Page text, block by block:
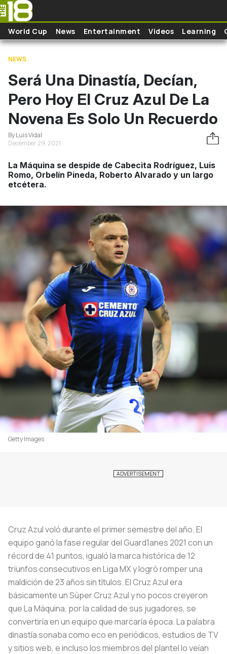
Skip to main content
World Cup News Entertainment Videos Learning
NEWS
Será Una Dinastía, Decían,
Pero Hoy El Cruz Azul De La
Novena Es Solo Un Recuerdo
By Luis Vidal
December 29, 2021
La Máquina se despide de Cabecita Rodríguez, Luis
Romo, Orbelín Pineda, Roberto Alvarado y un largo
etcétera.
Getty Images
Cruz Azul voló durante el primer semestre del año. El
equipo ganó la fase regular del Guard1anes 2021 con un
récord de 41 puntos, igualó la marca histórica de 12
triunfos consecutivos en Liga MX y logró romper una
maldición de 23 años sin títulos. El Cruz Azul era
básicamente un Súper Cruz Azul y no pocos creyeron
que La Máquina, por la calidad de sus jugadores, se
convertiría en un equipo que marcaría época. La palabra
dinastía sonaba como eco en periódicos, estudios de TV
y sitios web, e incluso los miembros del plantel lo veían